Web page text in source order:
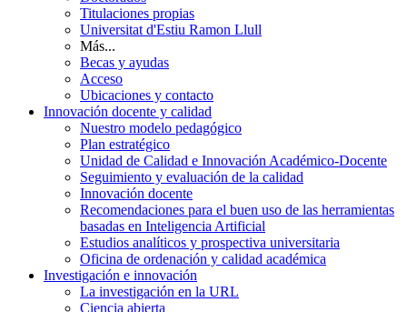
Titulaciones propias
Universitat d'Estiu Ramon Llull
Más...
Becas y ayudas
Acceso
Ubicaciones y contacto
Innovación docente y calidad
Nuestro modelo pedagógico
Plan estratégico
Unidad de Calidad e Innovación Académico-Docente
Seguimiento y evaluación de la calidad
Innovación docente
Recomendaciones para el buen uso de las herramientas
basadas en Inteligencia Artificial
Estudios analíticos y prospectiva universitaria
Oficina de ordenación y calidad académica
Investigación e innovación
La investigación en la URL
Ciencia abierta